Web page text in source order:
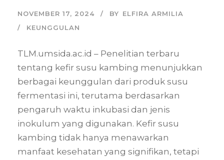
NOVEMBER 17, 2024 BY ELFIRA ARMILIA
KEUNGGULAN
TLM.umsida.ac.id – Penelitian terbaru
tentang kefir susu kambing menunjukkan
berbagai keunggulan dari produk susu
fermentasi ini, terutama berdasarkan
pengaruh waktu inkubasi dan jenis
inokulum yang digunakan. Kefir susu
kambing tidak hanya menawarkan
manfaat kesehatan yang signifikan, tetapi